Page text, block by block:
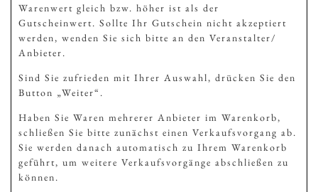
Warenwert gleich bzw. höher ist als der
Gutscheinwert. Sollte Ihr Gutschein nicht akzeptiert
werden, wenden Sie sich bitte an den Veranstalter/
Anbieter.
Sind Sie zufrieden mit Ihrer Auswahl, drücken Sie den
Button „Weiter“.
Haben Sie Waren mehrerer Anbieter im Warenkorb,
schließen Sie bitte zunächst einen Verkaufsvorgang ab.
Sie werden danach automatisch zu Ihrem Warenkorb
geführt, um weitere Verkaufsvorgänge abschließen zu
können.